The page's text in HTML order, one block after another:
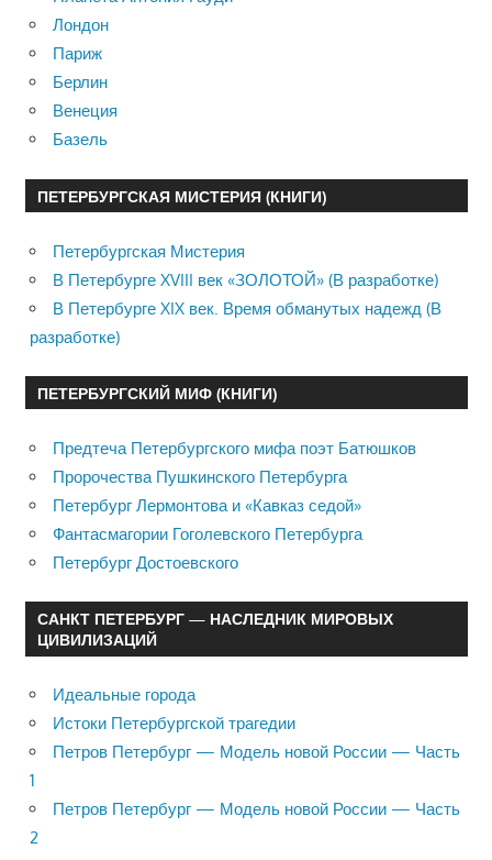
Лондон
Париж
Берлин
Венеция
Базель
ПЕТЕРБУРГСКАЯ МИСТЕРИЯ (КНИГИ)
Петербургская Мистерия
В Петербурге XVIII век «ЗОЛОТОЙ» (В разработке)
В Петербурге XIX век. Время обманутых надежд (В
разработке)
ПЕТЕРБУРГСКИЙ МИФ (КНИГИ)
Предтеча Петербургского мифа поэт Батюшков
Пророчества Пушкинского Петербурга
Петербург Лермонтова и «Кавказ седой»
Фантасмагории Гоголевского Петербурга
Петербург Достоевского
САНКТ ПЕТЕРБУРГ — НАСЛЕДНИК МИРОВЫХ
ЦИВИЛИЗАЦИЙ
Идеальные города
Истоки Петербургской трагедии
Петров Петербург — Модель новой России — Часть
1
Петров Петербург — Модель новой России — Часть
2